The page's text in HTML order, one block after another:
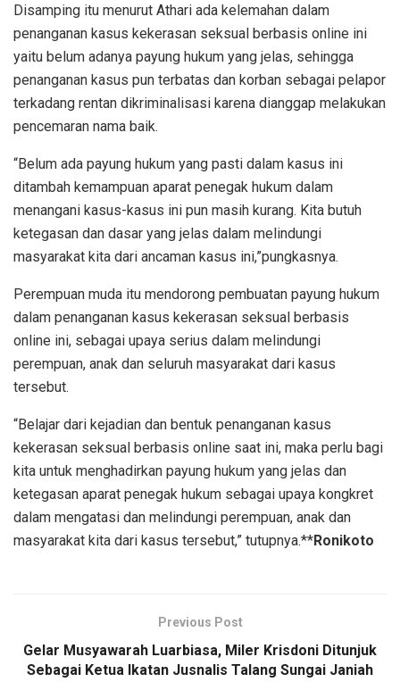
Disamping itu menurut Athari ada kelemahan dalam
penanganan kasus kekerasan seksual berbasis online ini
yaitu belum adanya payung hukum yang jelas, sehingga
penanganan kasus pun terbatas dan korban sebagai pelapor
terkadang rentan dikriminalisasi karena dianggap melakukan
pencemaran nama baik.
“Belum ada payung hukum yang pasti dalam kasus ini
ditambah kemampuan aparat penegak hukum dalam
menangani kasus-kasus ini pun masih kurang. Kita butuh
ketegasan dan dasar yang jelas dalam melindungi
masyarakat kita dari ancaman kasus ini,”pungkasnya.
Perempuan muda itu mendorong pembuatan payung hukum
dalam penanganan kasus kekerasan seksual berbasis
online ini, sebagai upaya serius dalam melindungi
perempuan, anak dan seluruh masyarakat dari kasus
tersebut.
“Belajar dari kejadian dan bentuk penanganan kasus
kekerasan seksual berbasis online saat ini, maka perlu bagi
kita untuk menghadirkan payung hukum yang jelas dan
ketegasan aparat penegak hukum sebagai upaya kongkret
dalam mengatasi dan melindungi perempuan, anak dan
masyarakat kita dari kasus tersebut,” tutupnya.**Ronikoto
Previous Post
Gelar Musyawarah Luarbiasa, Miler Krisdoni Ditunjuk
Sebagai Ketua Ikatan Jusnalis Talang Sungai Janiah